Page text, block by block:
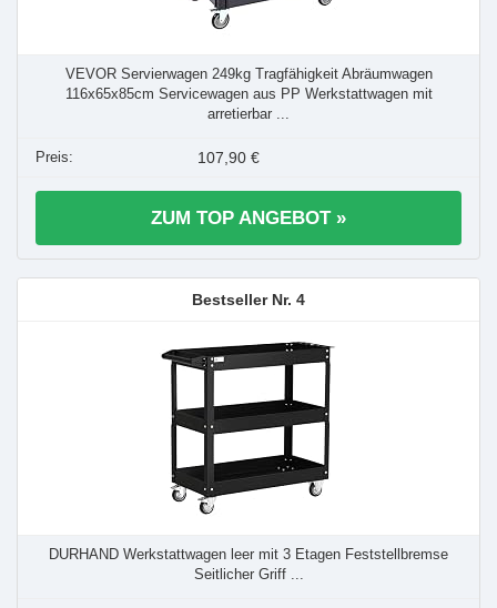
VEVOR Servierwagen 249kg Tragfähigkeit Abräumwagen
116x65x85cm Servicewagen aus PP Werkstattwagen mit
arretierbar ...
107,90 €
ZUM TOP ANGEBOT »
4
DURHAND Werkstattwagen leer mit 3 Etagen Feststellbremse
Seitlicher Griff ...